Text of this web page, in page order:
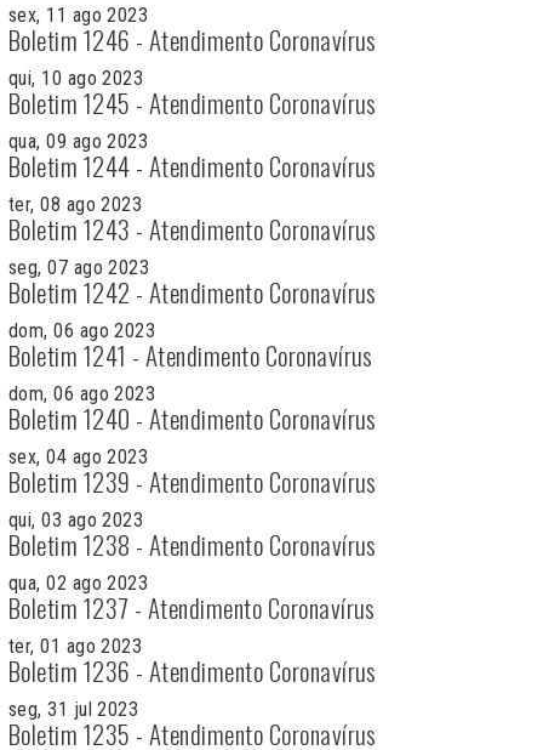
sex, 11 ago 2023
Boletim 1246 - Atendimento Coronavírus
qui, 10 ago 2023
Boletim 1245 - Atendimento Coronavírus
qua, 09 ago 2023
Boletim 1244 - Atendimento Coronavírus
ter, 08 ago 2023
Boletim 1243 - Atendimento Coronavírus
seg, 07 ago 2023
Boletim 1242 - Atendimento Coronavírus
dom, 06 ago 2023
Boletim 1241 - Atendimento Coronavírus
dom, 06 ago 2023
Boletim 1240 - Atendimento Coronavírus
sex, 04 ago 2023
Boletim 1239 - Atendimento Coronavírus
qui, 03 ago 2023
Boletim 1238 - Atendimento Coronavírus
qua, 02 ago 2023
Boletim 1237 - Atendimento Coronavírus
ter, 01 ago 2023
Boletim 1236 - Atendimento Coronavírus
seg, 31 jul 2023
Boletim 1235 - Atendimento Coronavírus